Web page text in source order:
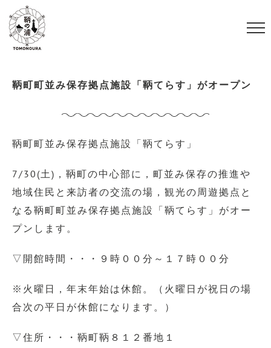
鞆町町並み保存拠点施設「鞆てらす」がオープン
鞆町町並み保存拠点施設「鞆てらす」
7/30(土)，鞆町の中心部に，町並み保存の推進や
地域住民と来訪者の交流の場，観光の周遊拠点と
なる鞆町町並み保存拠点施設「鞆てらす」がオー
プンします。
▽開館時間・・・９時００分～１７時００分
※火曜日，年末年始は休館。（火曜日が祝日の場
合次の平日が休館になります。）
▽住所・・・鞆町鞆８１２番地１